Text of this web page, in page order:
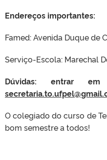
Endereços importantes:
Famed: Avenida Duque de
Serviço-Escola: Marechal
Dúvidas: entrar
O colegiado do curso de
bom semestre a todos!